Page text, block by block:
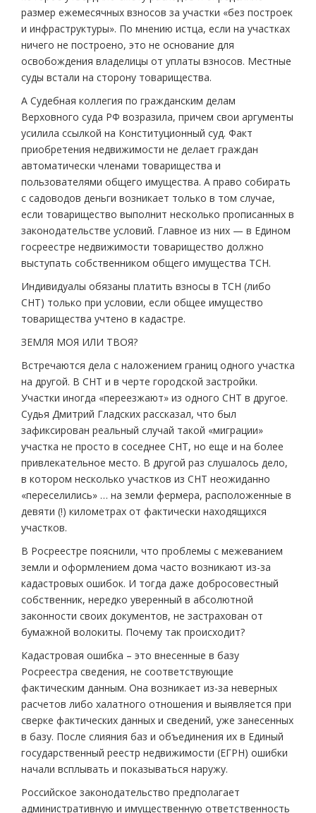
размер ежемесячных взносов за участки «без построек
и инфраструктуры». По мнению истца, если на участках
ничего не построено, это не основание для
освобождения владелицы от уплаты взносов. Местные
суды встали на сторону товарищества.
А Судебная коллегия по гражданским делам
Верховного суда РФ возразила, причем свои аргументы
усилила ссылкой на Конституционный суд. Факт
приобретения недвижимости не делает граждан
автоматически членами товарищества и
пользователями общего имущества. А право собирать
с садоводов деньги возникает только в том случае,
если товарищество выполнит несколько прописанных в
законодательстве условий. Главное из них — в Едином
госреестре недвижимости товарищество должно
выступать собственником общего имущества ТСН.
Индивидуалы обязаны платить взносы в ТСН (либо
СНТ) только при условии, если общее имущество
товарищества учтено в кадастре.
ЗЕМЛЯ МОЯ ИЛИ ТВОЯ?
Встречаются дела с наложением границ одного участка
на другой. В СНТ и в черте городской застройки.
Участки иногда «переезжают» из одного СНТ в другое.
Судья Дмитрий Гладских рассказал, что был
зафиксирован реальный случай такой «миграции»
участка не просто в соседнее СНТ, но еще и на более
привлекательное место. В другой раз слушалось дело,
в котором несколько участков из СНТ неожиданно
«переселились» … на земли фермера, расположенные в
девяти (!) километрах от фактически находящихся
участков.
В Росреестре пояснили, что проблемы с межеванием
земли и оформлением дома часто возникают из-за
кадастровых ошибок. И тогда даже добросовестный
собственник, нередко уверенный в абсолютной
законности своих документов, не застрахован от
бумажной волокиты. Почему так происходит?
Кадастровая ошибка – это внесенные в базу
Росреестра сведения, не соответствующие
фактическим данным. Она возникает из-за неверных
расчетов либо халатного отношения и выявляется при
сверке фактических данных и сведений, уже занесенных
в базу. После слияния баз и объединения их в Единый
государственный реестр недвижимости (ЕГРН) ошибки
начали всплывать и показываться наружу.
Российское законодательство предполагает
административную и имущественную ответственность